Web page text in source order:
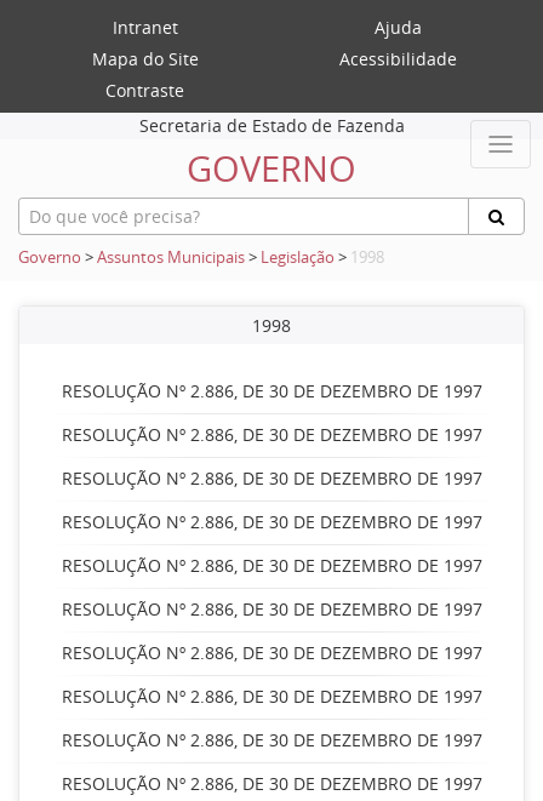
Intranet
Ajuda
Mapa do Site
Acessibilidade
Contraste
Secretaria de Estado de Fazenda
GOVERNO
Governo >Assuntos Municipais> Legislação > 1998
1998
RESOLUÇÃO Nº 2.886, DE 30 DE DEZEMBRO DE 1997
RESOLUÇÃO Nº 2.886, DE 30 DE DEZEMBRO DE 1997
RESOLUÇÃO Nº 2.886, DE 30 DE DEZEMBRO DE 1997
RESOLUÇÃO Nº 2.886, DE 30 DE DEZEMBRO DE 1997
RESOLUÇÃO Nº 2.886, DE 30 DE DEZEMBRO DE 1997
RESOLUÇÃO Nº 2.886, DE 30 DE DEZEMBRO DE 1997
RESOLUÇÃO Nº 2.886, DE 30 DE DEZEMBRO DE 1997
RESOLUÇÃO Nº 2.886, DE 30 DE DEZEMBRO DE 1997
RESOLUÇÃO Nº 2.886, DE 30 DE DEZEMBRO DE 1997
RESOLUÇÃO Nº 2.886, DE 30 DE DEZEMBRO DE 1997